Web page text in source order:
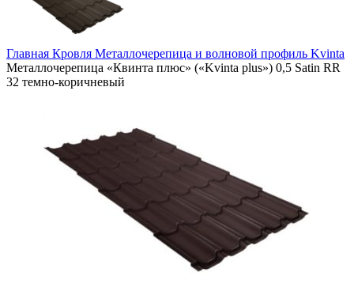
Главная Кровля Металлочерепица и волновой профиль Kvinta
Металлочерепица «Квинта плюс» («Kvinta plus») 0,5 Satin RR
32 темно-коричневый